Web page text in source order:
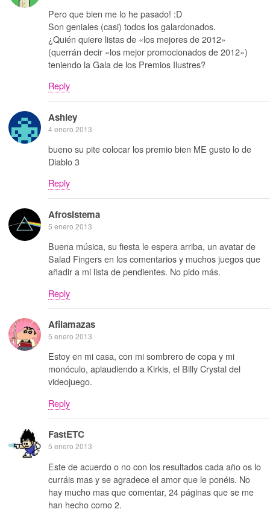
Pero que bien me lo he pasado! :D
Son geniales (casi) todos los galardonados.
¿Quién quiere listas de «los mejores de 2012»
(querrán decir «los mejor promocionados de 2012»)
teniendo la Gala de los Premios Ilustres?
Reply
Ashley
4 enero 2013
bueno su pite colocar los premio bien ME gusto lo de
Diablo 3
Reply
Afrosistema
5 enero 2013
Buena música, su fiesta le espera arriba, un avatar de
Salad Fingers en los comentarios y muchos juegos que
añadir a mi lista de pendientes. No pido más.
Reply
Afilamazas
5 enero 2013
Estoy en mi casa, con mi sombrero de copa y mi
monóculo, aplaudiendo a Kirkis, el Billy Crystal del
videojuego.
Reply
FastETC
5 enero 2013
Este de acuerdo o no con los resultados cada año os lo
curráis mas y se agradece el amor que le ponéis. No
hay mucho mas que comentar, 24 páginas que se me
han hecho como 2.